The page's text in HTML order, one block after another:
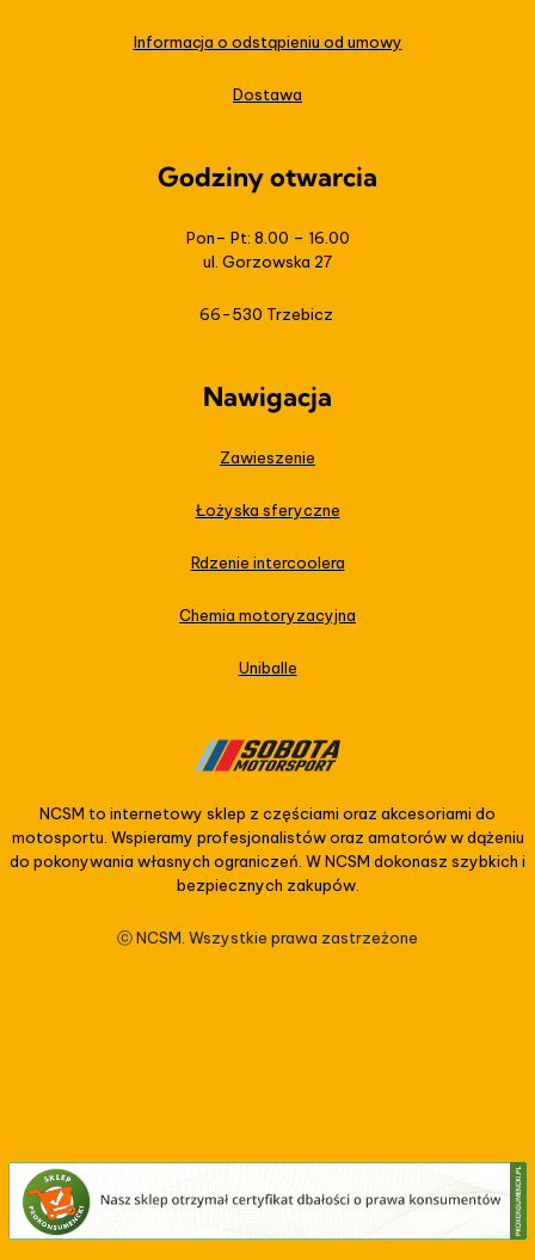
Informacja o odstąpieniu od umowy
Dostawa
Godziny otwarcia
Pon– Pt: 8.00 – 16.00
ul. Gorzowska 27
66-530 Trzebicz
Nawigacja
Zawieszenie
Łożyska sferyczne
Rdzenie intercoolera
Chemia motoryzacyjna
Uniballe
NCSM to internetowy sklep z częściami oraz akcesoriami do
motosportu. Wspieramy profesjonalistów oraz amatorów w dążeniu
do pokonywania własnych ograniczeń. W NCSM dokonasz szybkich i
bezpiecznych zakupów.
ⓒ NCSM. Wszystkie prawa zastrzeżone